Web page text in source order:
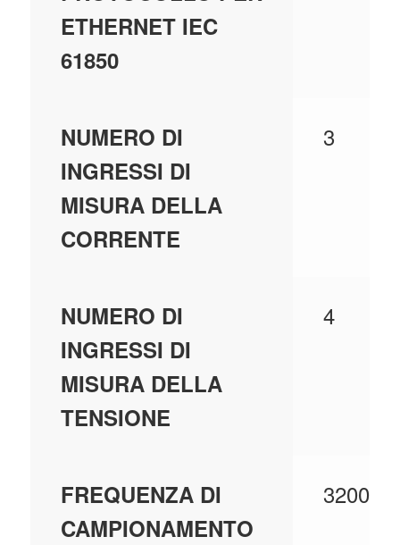
ETHERNET IEC
61850
NUMERO DI
INGRESSI DI
MISURA DELLA
CORRENTE
3
NUMERO DI
INGRESSI DI
MISURA DELLA
TENSIONE
4
FREQUENZA DI
CAMPIONAMENTO
3200